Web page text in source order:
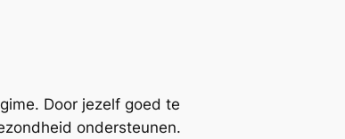
Door jezelf goed te
ondersteunen.